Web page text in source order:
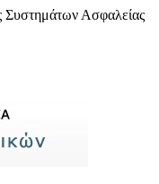
Συστημάτων Ασφαλείας